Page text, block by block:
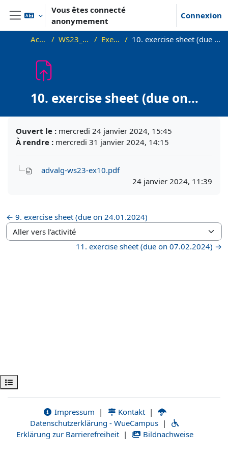
Passer au contenu principal
Panneau latéral
Vous êtes connecté
anonymement
Connexion
Ouvrir l’index du cours
Accueil WS23_AdvAlg Exercises 10. exercise sheet (due on 31.01.2024)
10. exercise sheet (due on
31.01.2024)
Ouvert le : mercredi 24 janvier 2024, 15:45
À rendre : mercredi 31 janvier 2024, 14:15
advalg-ws23-ex10.pdf
24 janvier 2024, 11:39
← 9. exercise sheet (due on 24.01.2024)
Aller vers l’activité
11. exercise sheet (due on 07.02.2024) →
Impressum | Kontakt |
Datenschutzerklärung - WueCampus |
Erklärung zur Barrierefreiheit | Bildnachweise